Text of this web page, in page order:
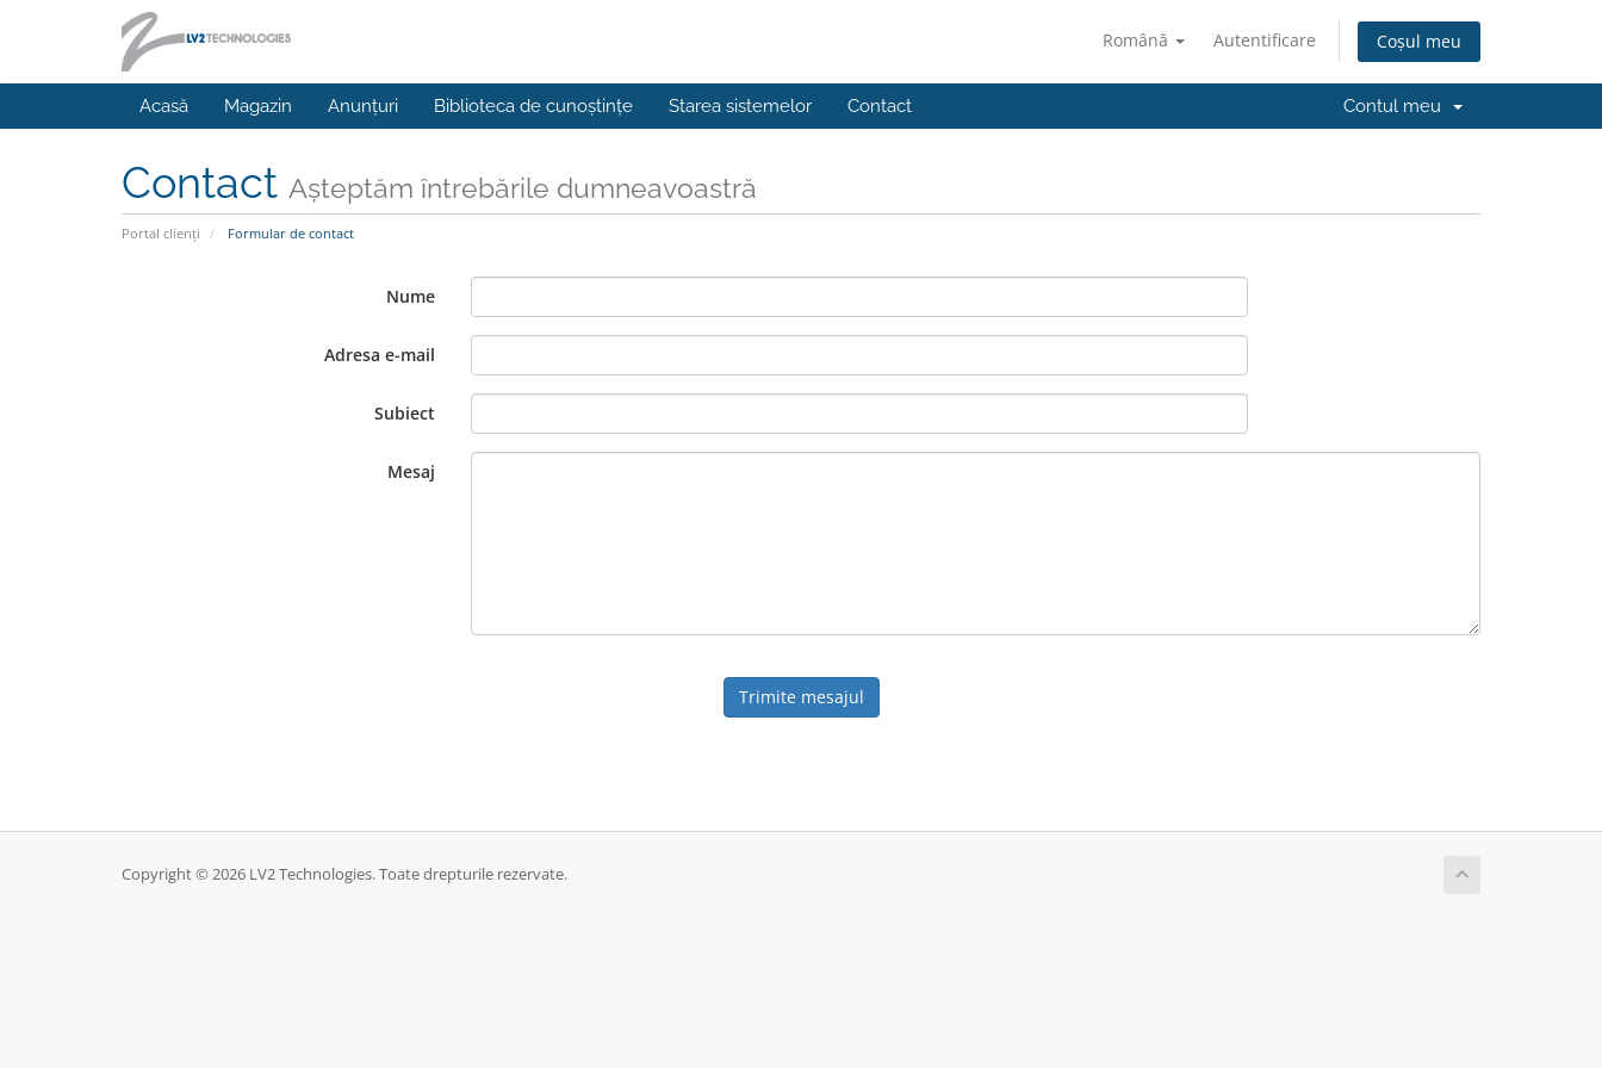
Română Autentificare Coșul meu
Acasă Magazin Anunțuri Biblioteca de cunoștințe Starea sistemelor Contact Contul meu
Contact Așteptăm întrebările dumneavoastră
Portal clienți Formular de contact
Nume
Adresa e-mail
Subiect
Mesaj
Trimite mesajul
Copyright © 2026 LV2 Technologies. Toate drepturile rezervate.